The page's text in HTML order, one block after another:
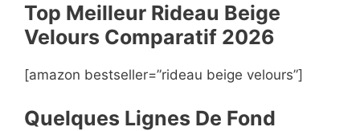
Top Meilleur Rideau Beige
Velours Comparatif 2026
[amazon bestseller=”rideau beige velours”]
Quelques Lignes De Fond